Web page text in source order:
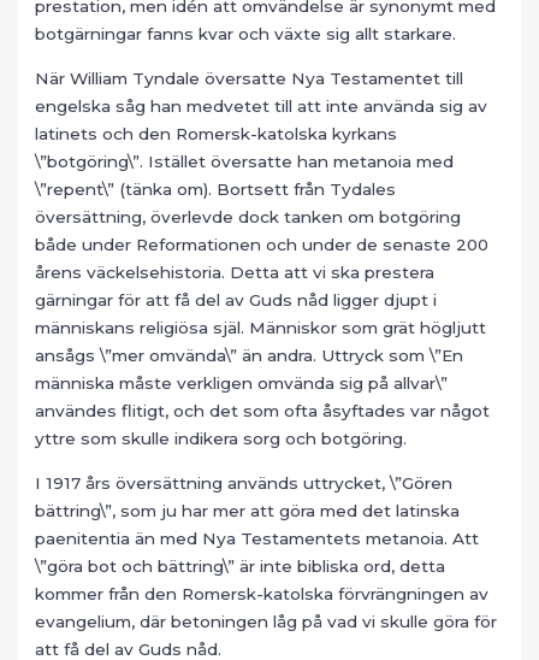
prestation, men idén att omvändelse är synonymt med
botgärningar fanns kvar och växte sig allt starkare.
När William Tyndale översatte Nya Testamentet till
engelska såg han medvetet till att inte använda sig av
latinets och den Romersk-katolska kyrkans
\”botgöring\”. Istället översatte han metanoia med
\”repent\” (tänka om). Bortsett från Tydales
översättning, överlevde dock tanken om botgöring
både under Reformationen och under de senaste 200
årens väckelsehistoria. Detta att vi ska prestera
gärningar för att få del av Guds nåd ligger djupt i
människans religiösa själ. Människor som grät högljutt
ansågs \”mer omvända\” än andra. Uttryck som \”En
människa måste verkligen omvända sig på allvar\”
användes flitigt, och det som ofta åsyftades var något
yttre som skulle indikera sorg och botgöring.
I 1917 års översättning används uttrycket, \”Gören
bättring\”, som ju har mer att göra med det latinska
paenitentia än med Nya Testamentets metanoia. Att
\”göra bot och bättring\” är inte bibliska ord, detta
kommer från den Romersk-katolska förvrängningen av
evangelium, där betoningen låg på vad vi skulle göra för
att få del av Guds nåd.